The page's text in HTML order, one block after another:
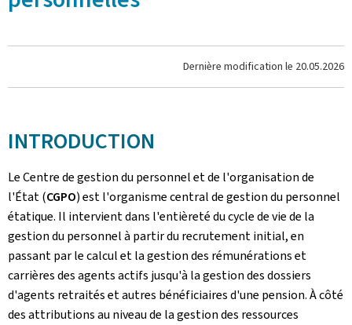
Dernière modification le 20.05.2026
INTRODUCTION
Le Centre de gestion du personnel et de l'organisation de
l'État (CGPO) est l'organisme central de gestion du personnel
étatique. Il intervient dans l'entièreté du cycle de vie de la
gestion du personnel à partir du recrutement initial, en
passant par le calcul et la gestion des rémunérations et
carrières des agents actifs jusqu'à la gestion des dossiers
d'agents retraités et autres bénéficiaires d'une pension. À côté
des attributions au niveau de la gestion des ressources